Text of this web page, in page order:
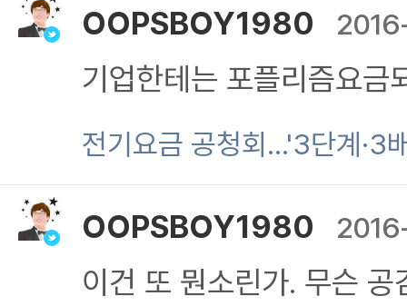
주적 명분에서의 인명과
명안 임을 기억하고 상기
지위적 UN 평화유지군위
따른 국제위입적 관계에
화를 발판으로 국제위 재
OOPSBOY1980
기업한테는 포플리즘요금
지하라는데 진짜 말귀 못
전기요금 공청회…'3단계·3
OOPSBOY1980
이건 또 뭔소린가. 무슨